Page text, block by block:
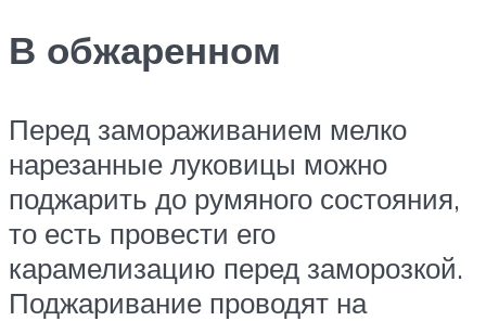
В обжаренном
Перед замораживанием мелко
нарезанные луковицы можно
поджарить до румяного состояния,
то есть провести его
карамелизацию перед заморозкой.
Поджаривание проводят на